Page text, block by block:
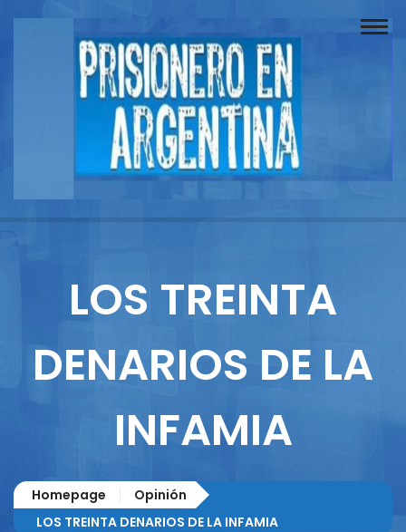
Buscador
Documentos
Reportajes
Columnistas
LOS TREINTA
DENARIOS DE LA
INFAMIA
Homepage
Opinión
LOS TREINTA DENARIOS DE LA INFAMIA